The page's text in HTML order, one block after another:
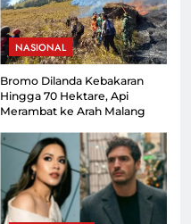
NASIONAL
Bromo Dilanda Kebakaran
Hingga 70 Hektare, Api
Merambat ke Arah Malang